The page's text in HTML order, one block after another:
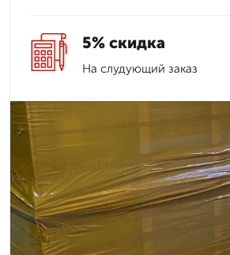
5% скидка
На слудующий заказ